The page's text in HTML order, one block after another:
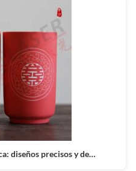
diseños precisos y de…